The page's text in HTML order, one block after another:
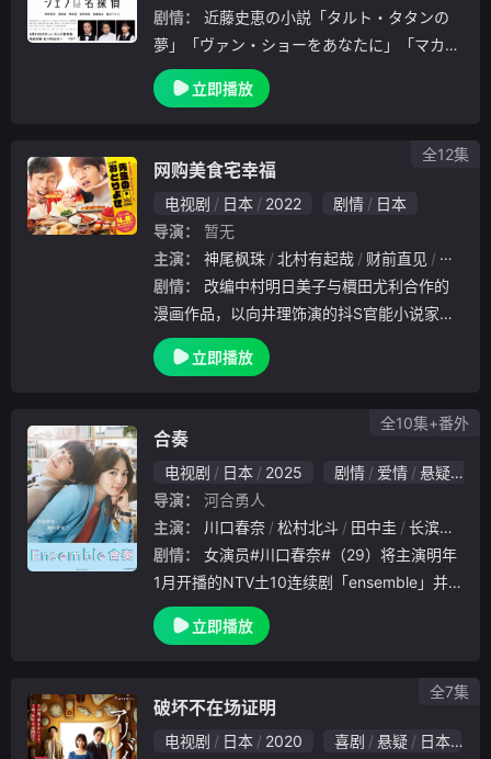
剧情：
夢」「ヴァン・ショーをあなたに」「マカロ
ンはマカロン」を原作とする「シェフは名探
偵」。西島演じるフレンチレストラン「ビス
立即播放
网购美食宅幸福
电视剧 日本 2022 剧情
日本
导演：
暂无
主演：
神尾枫珠 北村有起哉 财前直见
向井理
剧情：
漫画作品，以向井理饰演的抖S官能小说家檟
村遥华和北村有起哉饰演的抖M漫画家中田实
琉久为故事主轴。两人在相遇前就一直是彼此
立即播放
全12集
合奏
电视剧 日本 2025 剧情 爱情 悬疑
导演：
河合勇人
主演：
川口春奈 松村北斗 田中圭 长滨祢留
剧情：
1月开播的NTV土10连续剧「ensemble」并与
首次合作的组合SixTONES成员#松村北斗#（
29）共同饰演律师，这是一部描绘了与至今为
立即播放
全10集+番外
破坏不在场证明
电视剧 日本 2020 喜剧 悬疑 日本
全7集